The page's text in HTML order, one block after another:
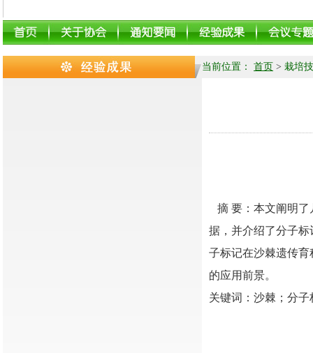
当前位置： 首页 > 栽培
摘 要：本文阐明
据，并介绍了分子
子标记在沙棘遗传
的应用前景。
关键词：沙棘；分